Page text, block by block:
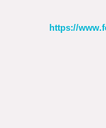
https://